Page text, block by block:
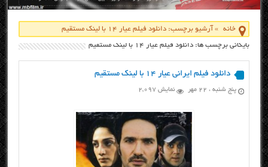
خانه » آرشیو برچسب: دانلود فیلم عیار 14 با لینک مستقیم
بایگانی برچسب ها: دانلود فیلم عیار 14 با لینک مستقیم
دانلود فیلم ایرانی عیار ۱۴ با لینک مستقیم
پنج شنبه ، ۲۲ مهر نمایش 2,097